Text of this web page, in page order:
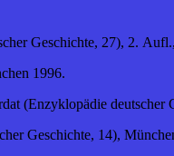
Geschichte, 27), 2.
1996.
(Enzyklopädie deutscher
Geschichte, 14),